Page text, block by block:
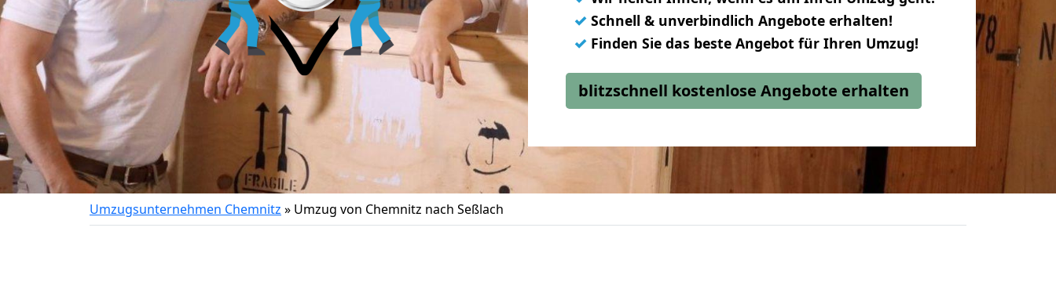
✓ Schnell & unverbindlich Angebote erhalten!
✓ Finden Sie das beste Angebot für Ihren Umzug!
blitzschnell kostenlose Angebote erhalten
Umzugsunternehmen Chemnitz » Umzug von Chemnitz nach Seßlach